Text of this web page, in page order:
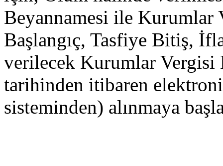
Beyannamesi ile
Başlangıç, Tasfiye Bitiş,
verilecek Kurumlar Vergisi
tarihinden itibaren
sisteminden) alınmaya